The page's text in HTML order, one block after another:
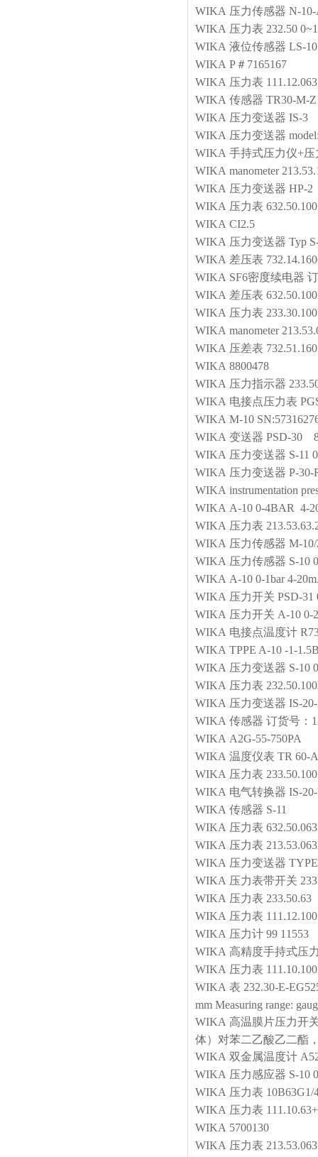
WIKA 压力传感器 N-
WIKA 压力表 232.50
WIKA 液位传感器 LS-
WIKA P＃7165167
WIKA 压力表
WIKA 传感器 TR30-M-Z
WIKA 压力变送器 IS-3
WIKA 压力变送器
WIKA 手持式压力仪+
WIKA manometer
WIKA 压力变送器 HP-2
WIKA 压力表
WIKA CI2.5
WIKA 压力变送器 Typ
WIKA 差压表
WIKA SF6密度续电器
WIKA 差压表
WIKA 压力表
WIKA manometer
WIKA 压差表 732.51.160
WIKA 8800478
WIKA 压力指示器
WIKA 电接点压力表
WIKA M-10
WIKA 变送器 PSD-30
WIKA 压力变送器 S-11
WIKA 压力变送器 P-30-
WIKA instrumentation
WIKA A-10 0-4BAR 4-
WIKA 压力表
WIKA 压力传感器 M-
WIKA 压力传感器 S-10
WIKA A-10 0-1bar 4-
WIKA 压力开关 PSD-31
WIKA 压力开关 A-10 0-
WIKA 电接点温度计
WIKA TPPE A-10 -1-
WIKA 压力变送器 S-10
WIKA 压力表
WIKA 压力变送器 IS-
WIKA 传感器 订货号：
WIKA A2G-55-750PA
WIKA 温度仪表 TR 60-A
WIKA 压力表
WIKA 电气转换器 IS-
WIKA 传感器 S-11
WIKA 压力表
WIKA 压力表
WIKA 压力变送器
WIKA 压力表带开关
WIKA 压力表
WIKA 压力表
WIKA 压力计 99 11553
WIKA 高精度手持式压
WIKA 压力表
WIKA 表 232.30-E-
mm Measuring range:
WIKA 高温膜片压力开
体）对苯二乙酸乙二酯
WIKA 双金属温度计
WIKA 压力感应器 S-10
WIKA 压力表 10B63G1/
WIKA 压力表
WIKA 5700130
WIKA 压力表